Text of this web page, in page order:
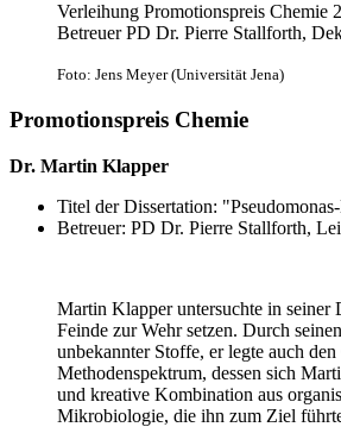
Verleihung Promotionspreis
Betreuer PD Dr. Pierre Stallforth,
Foto: Jens Meyer (Universität Jena)
Promotionspreis Chemie
Dr. Martin Klapper
Titel der Dissertation:
Betreuer: PD Dr. Pierre Stallforth,
Martin Klapper untersuchte in seiner
Feinde zur Wehr setzen. Durch
unbekannter Stoffe, er legte auch
Methodenspektrum, dessen sich
und kreative Kombination aus
Mikrobiologie, die ihn zum Ziel